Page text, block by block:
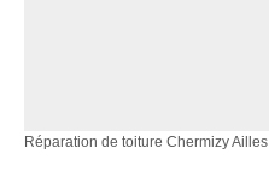
Réparation de toiture Chermizy Ailles